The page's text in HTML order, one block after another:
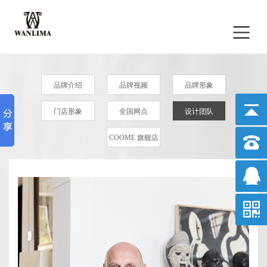
品牌介绍 品牌视频 品牌形象
门店形象 全国网点 设计团队
COOME 旗舰店